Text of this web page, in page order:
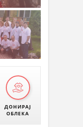
ДОНИРАЈ
ОБЛЕКА